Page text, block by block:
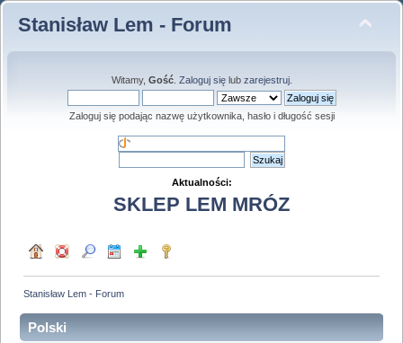
Stanisław Lem - Forum
Witamy, Gość. Zaloguj sięlub zarejestruj.
Zaloguj się podając nazwę użytkownika, hasło i długość sesji
Aktualności:
SKLEP LEM MRÓZ
Stanisław Lem - Forum
Polski